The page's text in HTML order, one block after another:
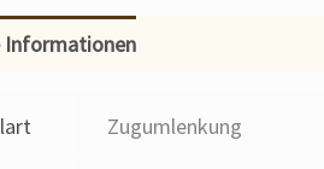
Informationen
Zugumlenkung